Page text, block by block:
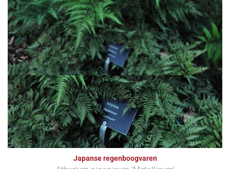
Japanse regenboogvaren